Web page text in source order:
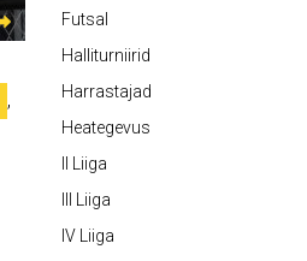
,
Futsal
Halliturniirid
Harrastajad
Heategevus
II Liiga
III Liiga
IV Liiga